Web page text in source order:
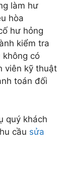
làm hư
hòa
hư hỏng
kiểm tra
không có
viên kỹ thuật
toán đối
quý khách
cầu sửa